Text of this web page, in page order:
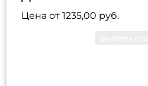
Цена от1235,00 руб.